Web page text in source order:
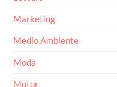
Marketing
Medio Ambiente
Moda
Motor